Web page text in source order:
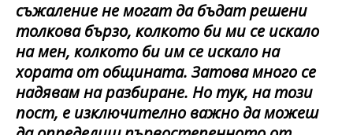
съжаление не могат да бъдат решени
толкова бързо, колкото би ми се искало
на мен, колкото би им се искало на
хората от общината. Затова много се
надявам на разбиране. Но тук, на този
пост, е изключително важно да можеш